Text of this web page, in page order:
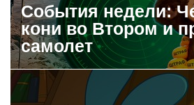
События недели:
кони во Втором и
самолет